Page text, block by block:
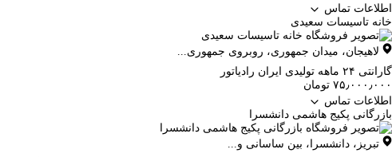
اطلاعات تماس
خانه تاسیسات سعیدی
لاهیجان، میدان جمهوری، روبروی جمهوری...
گارانتی ۲۴ ماهه تولیدی ایران رادیاتور
۷۵٫۰۰۰٫۰۰۰ تومان
اطلاعات تماس
بازرگانی پکیج هاشمی دانشسرا
تبریز ، دانشسرا، بین ساسانی و...